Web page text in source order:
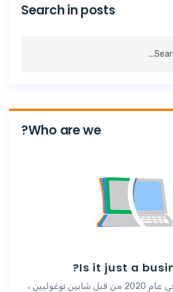
Search in posts
Who are we?
Is it just a
تم إنشاء AKLAB في عام 2020 من قبل شابين توغوليين ،